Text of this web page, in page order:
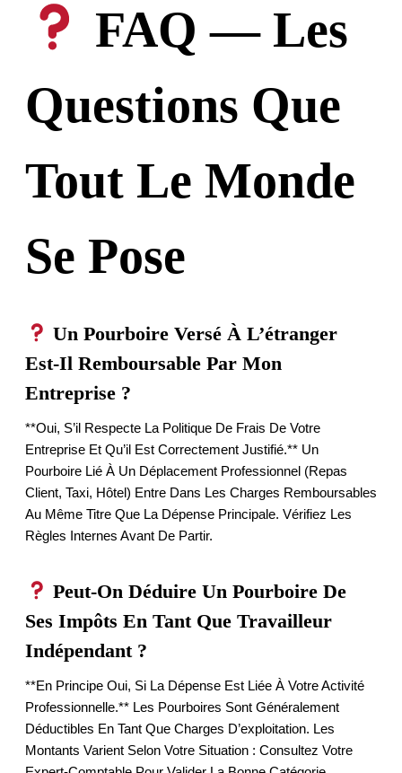
FAQ — Les
Questions Que
Tout Le Monde
Se Pose
Un Pourboire Versé À L’étranger
Est-Il Remboursable Par Mon
Entreprise ?
**Oui, S’il Respecte La Politique De Frais De Votre
Entreprise Et Qu’il Est Correctement Justifié.** Un
Pourboire Lié À Un Déplacement Professionnel (repas
Client, Taxi, Hôtel) Entre Dans Les Charges Remboursables
Au Même Titre Que La Dépense Principale. Vérifiez Les
Règles Internes Avant De Partir.
Peut-On Déduire Un Pourboire De
Ses Impôts En Tant Que Travailleur
Indépendant ?
**En Principe Oui, Si La Dépense Est Liée À Votre Activité
Professionnelle.** Les Pourboires Sont Généralement
Déductibles En Tant Que Charges D’exploitation. Les
Montants Varient Selon Votre Situation : Consultez Votre